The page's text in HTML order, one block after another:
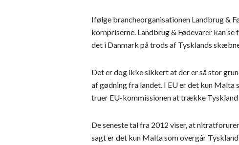
Ifølge brancheorganisationen Landbrug &
kornpriserne. Landbrug & Fødevarer kan
det i Danmark på trods af Tysklands
Det er dog ikke sikkert at der er så stor
af gødning fra landet. I EU er det kun
truer EU-kommissionen at trække
De seneste tal fra 2012 viser, at
sagt er det kun Malta som overgår